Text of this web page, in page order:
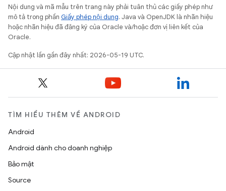
Nội dung và mã mẫu trên trang này phải tuân thủ các giấy phép như
mô tả trong phần Giấy phép nội dung. Java và OpenJDK là nhãn hiệu
hoặc nhãn hiệu đã đăng ký của Oracle và/hoặc đơn vị liên kết của
Oracle.
Cập nhật lần gần đây nhất: 2026-05-19 UTC.
TÌM HIỂU THÊM VỀ ANDROID
Android
Android dành cho doanh nghiệp
Bảo mật
Source